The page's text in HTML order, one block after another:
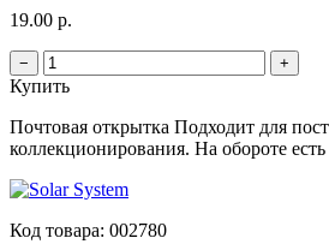
19.00 р.
− +
Купить
Почтовая открытка Подходит для
коллекционирования. На обороте
Код товара: 002780